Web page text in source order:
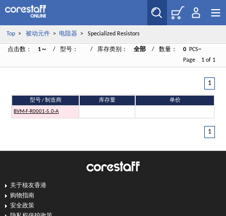
Top> 被动元件> 电阻器> Specialized Resistors
点击数： 1～ / 型号： / 库存类别： 全部 / 数量： 0
PCS~
Page 1 of 1
1
型号 / 制造商 库存量
单价
BVM-F-R0001-5.0-A
1
关于核友香港
购物指南
安全政策